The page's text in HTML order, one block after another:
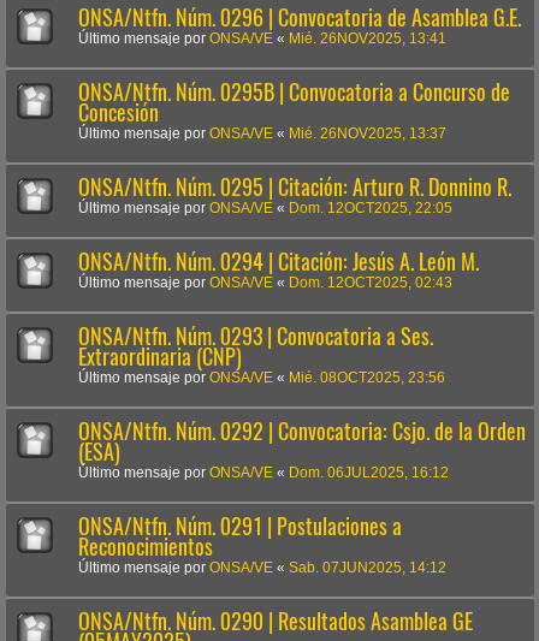
ONSA/Ntfn. Núm. 0296 | Convocatoria de Asamblea G.E.
Último mensaje por ONSA/VE « Mié. 26NOV2025, 13:41
ONSA/Ntfn. Núm. 0295B | Convocatoria a Concurso de
Concesión
Último mensaje por ONSA/VE « Mié. 26NOV2025, 13:37
ONSA/Ntfn. Núm. 0295 | Citación: Arturo R. Donnino R.
Último mensaje por ONSA/VE « Dom. 12OCT2025, 22:05
ONSA/Ntfn. Núm. 0294 | Citación: Jesús A. León M.
Último mensaje por ONSA/VE « Dom. 12OCT2025, 02:43
ONSA/Ntfn. Núm. 0293 | Convocatoria a Ses.
Extraordinaria (CNP)
Último mensaje por ONSA/VE « Mié. 08OCT2025, 23:56
ONSA/Ntfn. Núm. 0292 | Convocatoria: Csjo. de la Orden
(ESA)
Último mensaje por ONSA/VE « Dom. 06JUL2025, 16:12
ONSA/Ntfn. Núm. 0291 | Postulaciones a
Reconocimientos
Último mensaje por ONSA/VE « Sab. 07JUN2025, 14:12
ONSA/Ntfn. Núm. 0290 | Resultados Asamblea GE